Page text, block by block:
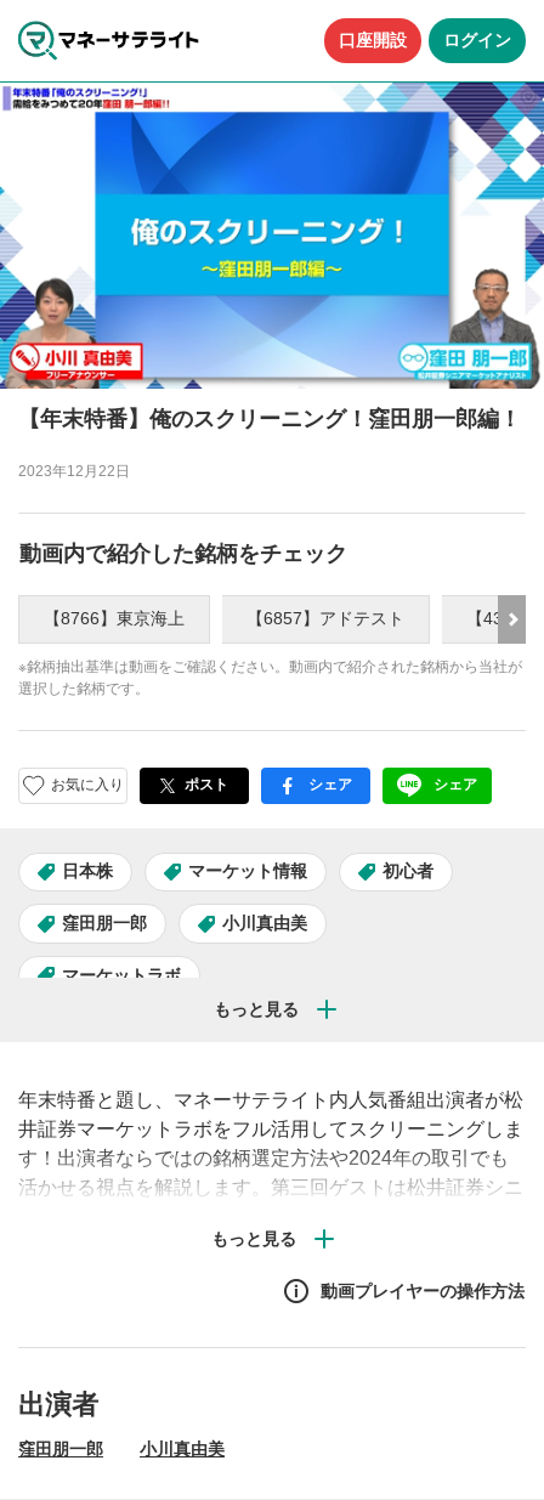
口座開設 ログイン
【年末特番】俺のスクリーニング！窪田朋一郎編！
2023年12月22日
動画内で紹介した銘柄をチェック
【8766】東京海上 【6857】アドテスト 【4307
※銘柄抽出基準は動画をご確認ください。動画内で紹介された銘柄から当社が
選択した銘柄です。
お気に入り ポスト facebook
シェア LINE
シェア
日本株 マーケット情報 初心者
窪田朋一郎 小川真由美
マーケットラボ
年末特番と題し、マネーサテライト内人気番組出演者が松
井証券マーケットラボをフル活用してスクリーニングしま
す！出演者ならではの銘柄選定方法や2024年の取引でも
活かせる視点を解説します。第三回ゲストは松井証券シニ
動画プレイヤーの操作方法
出演者
窪田朋一郎 小川真由美